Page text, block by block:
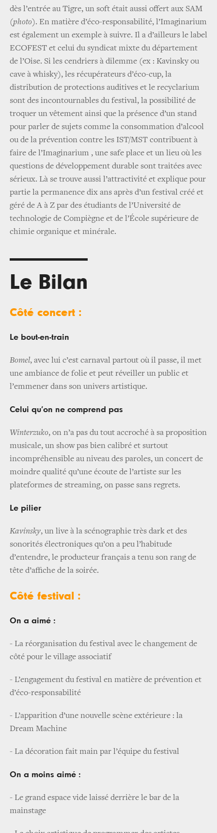
dès l’entrée au Tigre, un soft était aussi offert aux SAM
(photo). En matière d’éco-responsabilité, l’Imaginarium
est également un exemple à suivre. Il a d’ailleurs le label
ECOFEST et celui du syndicat mixte du département
de l’Oise. Si les cendriers à dilemme (ex : Kavinsky ou
cave à whisky), les récupérateurs d’éco-cup, la
distribution de protections auditives et le recyclarium
sont des incontournables du festival, la possibilité de
troquer un vêtement ainsi que la présence d’un stand
pour parler de sujets comme la consommation d’alcool
ou de la prévention contre les IST/MST contribuent à
faire de l’Imaginarium , une safe place et un lieu où les
questions de développement durable sont traitées avec
sérieux. Là se trouve aussi l’attractivité et explique pour
partie la permanence dix ans après d’un festival créé et
géré de A à Z par des étudiants de l’Université de
technologie de Compiègne et de l’École supérieure de
chimie organique et minérale.
Le Bilan
Côté concert :
Le bout-en-train
Bomel, avec lui c’est carnaval partout où il passe, il met
une ambiance de folie et peut réveiller un public et
l’emmener dans son univers artistique.
Celui qu’on ne comprend pas
Winterzuko, on n’a pas du tout accroché à sa proposition
musicale, un show pas bien calibré et surtout
incompréhensible au niveau des paroles, un concert de
moindre qualité qu’une écoute de l’artiste sur les
plateformes de streaming, on passe sans regrets.
Le pilier
Kavinsky, un live à la scénographie très dark et des
sonorités électroniques qu’on a peu l’habitude
d’entendre, le producteur français a tenu son rang de
tête d’affiche de la soirée.
Côté festival :
On a aimé :
- La réorganisation du festival avec le changement de
côté pour le village associatif
- L’engagement du festival en matière de prévention et
d’éco-responsabilité
- L’apparition d’une nouvelle scène extérieure : la
Dream Machine
- La décoration fait main par l’équipe du festival
On a moins aimé :
- Le grand espace vide laissé derrière le bar de la
mainstage